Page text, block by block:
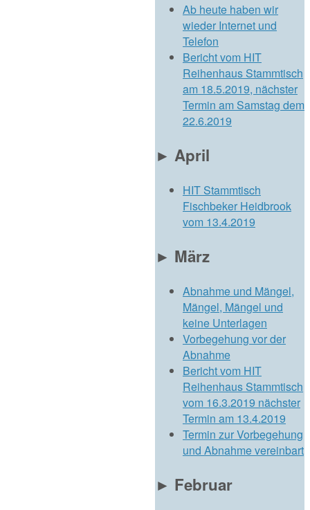
Ab heute haben wir
wieder Internet und
Telefon
Bericht vom HIT
Reihenhaus Stammtisch
am 18.5.2019, nächster
Termin am Samstag dem
22.6.2019
► April
HIT Stammtisch
Fischbeker Heidbrook
vom 13.4.2019
► März
Abnahme und Mängel,
Mängel, Mängel und
keine Unterlagen
Vorbegehung vor der
Abnahme
Bericht vom HIT
Reihenhaus Stammtisch
vom 16.3.2019 nächster
Termin am 13.4.2019
Termin zur Vorbegehung
und Abnahme vereinbart
► Februar